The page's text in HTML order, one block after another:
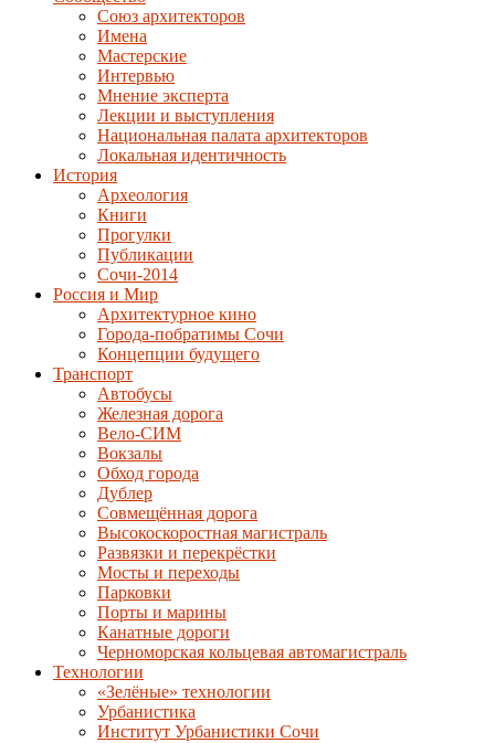
Союз архитекторов
Имена
Мастерские
Интервью
Мнение эксперта
Лекции и выступления
Национальная палата архитекторов
Локальная идентичность
История
Археология
Книги
Прогулки
Публикации
Сочи-2014
Россия и Мир
Архитектурное кино
Города-побратимы Сочи
Концепции будущего
Транспорт
Автобусы
Железная дорога
Вело-СИМ
Вокзалы
Обход города
Дублер
Совмещённая дорога
Высокоскоростная магистраль
Развязки и перекрёстки
Мосты и переходы
Парковки
Порты и марины
Канатные дороги
Черноморская кольцевая автомагистраль
Технологии
«Зелёные» технологии
Урбанистика
Институт Урбанистики Сочи